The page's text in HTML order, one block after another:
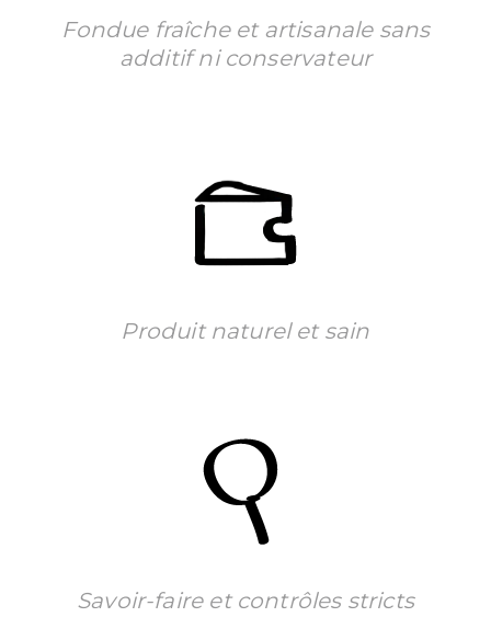
Fondue fraîche et artisanale sans
additif ni conservateur
Produit naturel et sain
Savoir-faire et contrôles stricts